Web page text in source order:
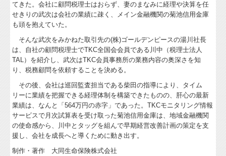
てきた。会社に顧問税理士はおらず、妻のまなみに経理や決算を任
せきりの武次は会社の業績に疎く、メイン金融機関の菊池信用金庫
も頭を抱えていた。
そんな武次をみかねた取引先の(株)ゴールデンピースの湯川社長
は、自社の顧問税理士でTKC全国会会員である川中（税理士法人
TAL）を紹介し、武次はTKC会員事務所の業務内容の奥深さを知
り、税務顧問を依頼することを決める。
その後、会社は巡回監査担当である柴田の指導により、タイム
リーに業績を把握できる経理体制を構築できたものの、肝心の最新
業績は、なんと「564万円の赤字」であった。TKCモニタリング情報
サービスで月次試算表を受け取った菊池信用金庫は、地域金融機関
の使命感から、川中とタッグを組んで早期経営改善計画の策定を支
援し、会社を成長へと導くために動き出す。
制作・著作 大同生命保険株式会社